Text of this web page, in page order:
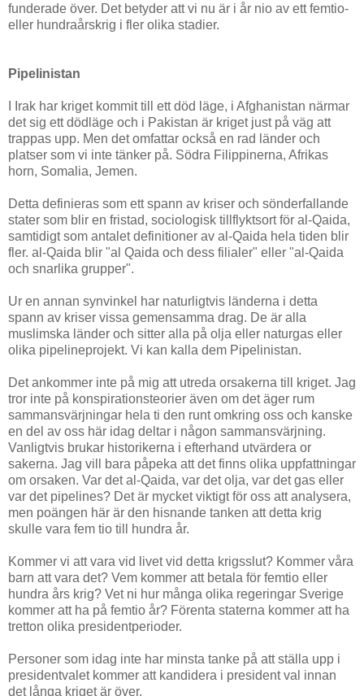
funderade över. Det betyder att vi nu är i år nio av ett femtio-
eller hundraårskrig i fler olika stadier.
Pipelinistan
I Irak har kriget kommit till ett död läge, i Afghanistan närmar
det sig ett dödläge och i Pakistan är kriget just på väg att
trappas upp. Men det omfattar också en rad länder och
platser som vi inte tänker på. Södra Filippinerna, Afrikas
horn, Somalia, Jemen.
Detta definieras som ett spann av kriser och sönderfallande
stater som blir en fristad, sociologisk tillflyktsort för al-Qaida,
samtidigt som antalet definitioner av al-Qaida hela tiden blir
fler. al-Qaida blir "al Qaida och dess filialer" eller "al-Qaida
och snarlika grupper".
Ur en annan synvinkel har naturligtvis länderna i detta
spann av kriser vissa gemensamma drag. De är alla
muslimska länder och sitter alla på olja eller naturgas eller
olika pipelineprojekt. Vi kan kalla dem Pipelinistan.
Det ankommer inte på mig att utreda orsakerna till kriget. Jag
tror inte på konspirationsteorier även om det äger rum
sammansvärjningar hela ti den runt omkring oss och kanske
en del av oss här idag deltar i någon sammansvärjning.
Vanligtvis brukar historikerna i efterhand utvärdera or
sakerna. Jag vill bara påpeka att det finns olika uppfattningar
om orsaken. Var det al-Qaida, var det olja, var det gas eller
var det pipelines? Det är mycket viktigt för oss att analysera,
men poängen här är den hisnande tanken att detta krig
skulle vara fem tio till hundra år.
Kommer vi att vara vid livet vid detta krigsslut? Kommer våra
barn att vara det? Vem kommer att betala för femtio eller
hundra års krig? Vet ni hur många olika regeringar Sverige
kommer att ha på femtio år? Förenta staterna kommer att ha
tretton olika presidentperioder.
Personer som idag inte har minsta tanke på att ställa upp i
presidentvalet kommer att kandidera i president val innan
det långa kriget är över.